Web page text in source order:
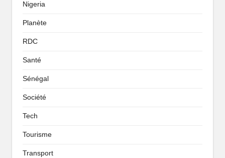
Nigeria
Planète
RDC
Santé
Sénégal
Société
Tech
Tourisme
Transport